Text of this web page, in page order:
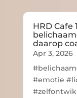
HRD Cafe
daarop
Apr 3, 2026
#emotie